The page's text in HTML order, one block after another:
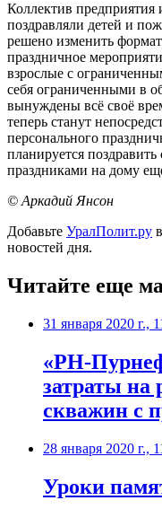
Коллектив
поздравляли детей и
решено изменить
праздничное
взрослые с
себя ограниченными в
вынуждены всё своё
теперь станут
персонального
планируется
праздниками на дому
© Аркадий Янсон
Добавьте УралПолит.ру
новостей дня.
Читайте еще
31 января 2020 г.,
«РН-
затраты на
скважин с
28 января 2020 г.,
Уроки